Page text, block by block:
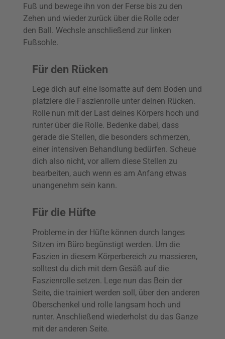
Fuß und bewege ihn von der Ferse bis zu den
Zehen und wieder zurück über die Rolle oder
den Ball. Wechsle anschließend zur linken
Fußsohle.
Für den Rücken
Lege dich auf eine Isomatte auf dem Boden und
platziere die Faszienrolle unter deinen Rücken.
Rolle nun mit der Last deines Körpers hoch und
runter über die Rolle. Bedenke dabei, dass
gerade die Stellen, die besonders schmerzen,
einer intensiven Behandlung bedürfen. Scheue
dich also nicht, vor allem diese Stellen zu
bearbeiten, auch wenn es am Anfang etwas
unangenehm sein kann.
Für die Hüfte
Probleme in der Hüfte können durch langes
Sitzen im Büro begünstigt werden. Um die
Faszien in diesem Körperbereich zu massieren,
solltest du dich mit dem Gesäß auf die
Faszienrolle setzen. Lege nun das Bein der
Seite, die trainiert werden soll, über den anderen
Oberschenkel und rolle langsam hoch und
runter. Anschließend wiederholst du das Ganze
mit der anderen Seite.